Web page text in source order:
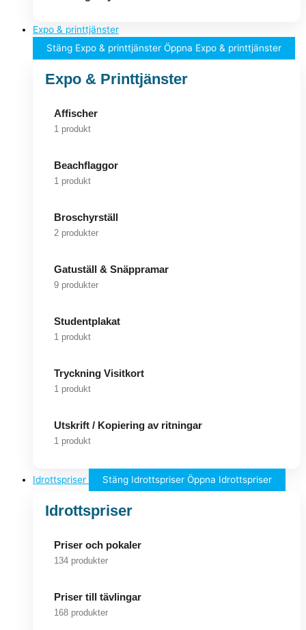
Expo & printtjänster
Stäng Expo & printtjänster Öppna Expo & printtjänster
Expo & Printtjänster
Affischer
1 produkt
Beachflaggor
1 produkt
Broschyrställ
2 produkter
Gatuställ & Snäppramar
9 produkter
Studentplakat
1 produkt
Tryckning Visitkort
1 produkt
Utskrift / Kopiering av ritningar
1 produkt
Idrottspriser Stäng Idrottspriser Öppna Idrottspriser
Idrottspriser
Priser och pokaler
134 produkter
Priser till tävlingar
168 produkter